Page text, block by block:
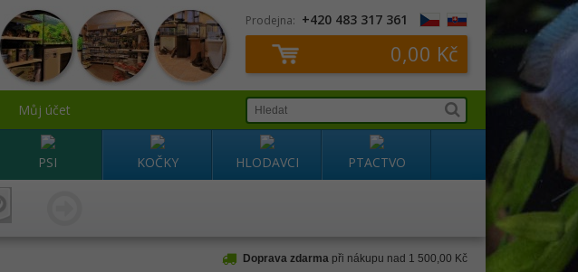
Prodejna: +420 483 317 361
0,00 Kč
Můj účet
PSI KOČKY HLODAVCI PTACTVO
Doprava zdarma při nákupu nad 1 500,00 Kč